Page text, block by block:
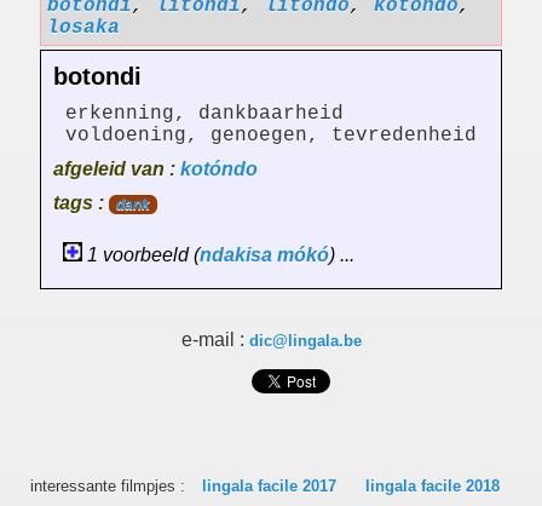
botondi, litóndi, litondo, kotóndo,
losaka
botondi
erkenning, dankbaarheid
voldoening, genoegen, tevredenheid
afgeleid van : kotóndo
tags :
dank
1 voorbeeld (ndakisa mókó) ...
e-mail : dic@lingala.be
interessante filmpjes : lingala facile 2017 lingala facile 2018